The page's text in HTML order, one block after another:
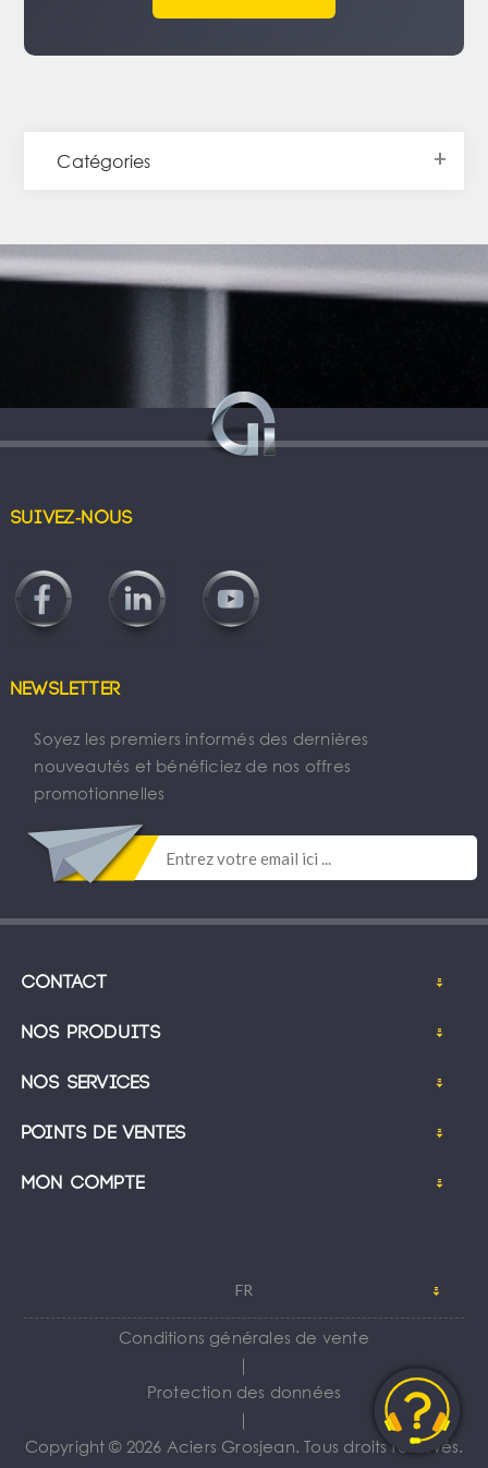
Catégories
Suivez-nous
Newsletter
Soyez les premiers informés des dernières
nouveautés et bénéficiez de nos offres
promotionnelles
Contact
Nos produits
Nos services
Points de ventes
Mon compte
FR
Conditions générales de vente
｜
Protection des données
｜
Copyright © 2026 Aciers Grosjean. Tous droits réservés.